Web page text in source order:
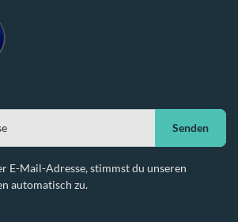
Senden
E-Mail-Adresse, stimmst du unseren
automatisch zu.